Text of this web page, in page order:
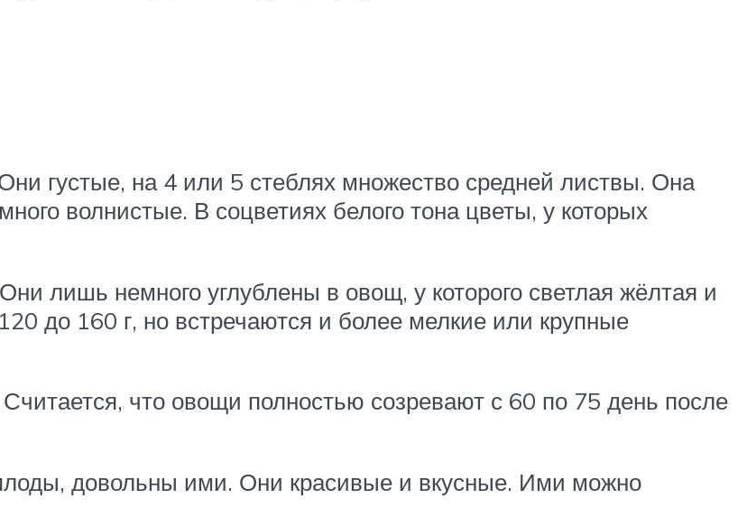
густые, на 4 или 5 стеблях множество средней листвы. Она
волнистые. В соцветиях белого тона цветы, у которых
лишь немного углублены в овощ, у которого светлая жёлтая и
до 160 г, но встречаются и более мелкие или крупные
что овощи полностью созревают с 60 по 75 день после
довольны ими. Они красивые и вкусные. Ими можно